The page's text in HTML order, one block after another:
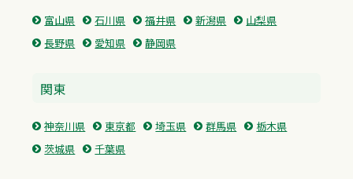
富山県 石川県 福井県 新潟県
山梨県
長野県
愛知県 静岡県
関東
神奈川県 東京都 埼玉県 群馬県
栃木県
茨城県
千葉県